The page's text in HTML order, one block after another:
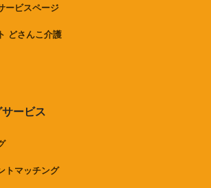
ービスページ
どさんこ介護
ービス
トマッチング